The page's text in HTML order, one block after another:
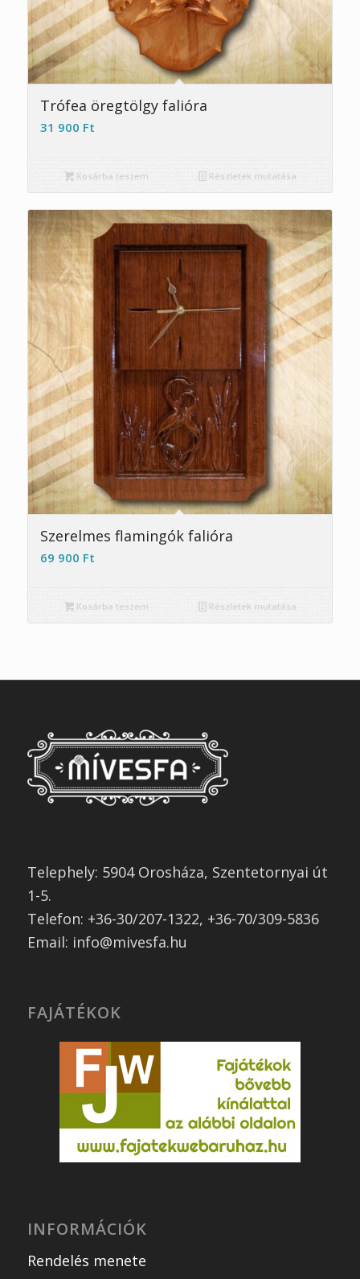
Trófea öregtölgy falióra
31 900 Ft
Kosárba teszem Részletek mutatása
Szerelmes flamingók falióra
69 900 Ft
Kosárba teszem Részletek mutatása
Telephely: 5904 Orosháza, Szentetornyai út
1-5.
Telefon: +36-30/207-1322, +36-70/309-5836
Email: info@mivesfa.hu
FAJÁTÉKOK
INFORMÁCIÓK
Rendelés menete